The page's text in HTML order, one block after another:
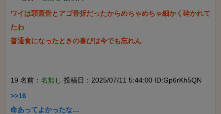
ワイは頭蓋骨とアゴ骨折だったからめちゃめちゃ細かく砕かれて
たわ
普通食になったときの喜びは今でも忘れん
19 名前： 名無し 投稿日：2025/07/11 5:44:00 ID:Gp6rKh5QN
>>16
命あってよかったな…